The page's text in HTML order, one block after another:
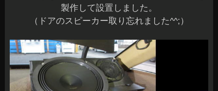
製作して設置しました。
（ドアのスピーカー取り忘れました^^;）